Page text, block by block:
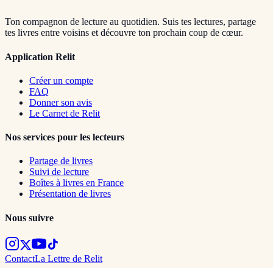
Ton compagnon de lecture au quotidien. Suis tes lectures, partage
tes livres entre voisins et découvre ton prochain coup de cœur.
Application Relit
Créer un compte
FAQ
Donner son avis
Le Carnet de Relit
Nos services pour les lecteurs
Partage de livres
Suivi de lecture
Boîtes à livres en France
Présentation de livres
Nous suivre
ContactLa Lettre de Relit